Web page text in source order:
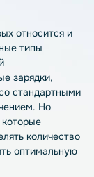
относится и
типы
зарядки,
стандартными
Но
которые
количество
оптимальную